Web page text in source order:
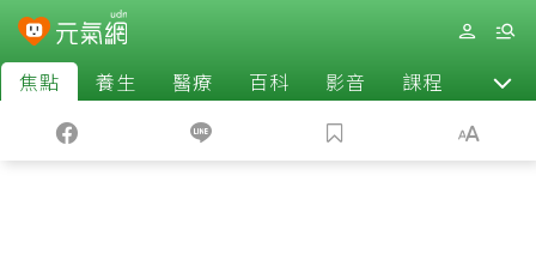
焦點 養生 醫療 百科 影音 課程 退休